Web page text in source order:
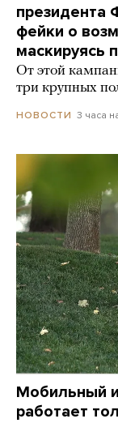
президента
фейки о
маскируясь
От этой
три крупных
НОВОСТИ 3 часа
Мобильный
работает